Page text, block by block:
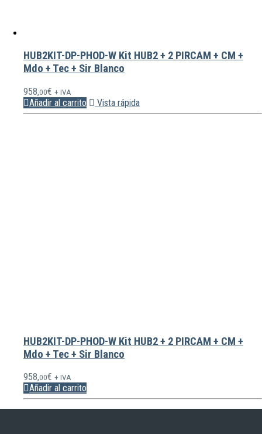
HUB2KIT-DP-PHOD-W Kit HUB2 + 2 PIRCAM + CM +
Mdo + Tec + Sir Blanco
958,00€ + IVA
Añadir al carrito Vista rápida
HUB2KIT-DP-PHOD-W Kit HUB2 + 2 PIRCAM + CM +
Mdo + Tec + Sir Blanco
958,00€ + IVA
Añadir al carrito